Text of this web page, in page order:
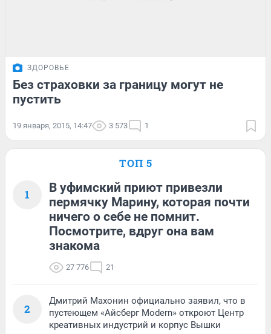
ЗДОРОВЬЕ
Без страховки за границу могут не
пустить
19 января, 2015, 14:47 3 573 1
ТОП 5
1
В уфимский приют привезли
пермячку Марину, которая почти
ничего о себе не помнит.
Посмотрите, вдруг она вам
знакома
27 776 21
2
Дмитрий Махонин официально заявил, что в
пустеющем «Айсберг Modern» откроют Центр
креативных индустрий и корпус Вышки